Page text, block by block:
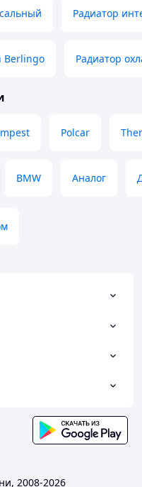
Радиатор
Berlingo Радиатор
Polcar
BMW Аналог
2008-2026